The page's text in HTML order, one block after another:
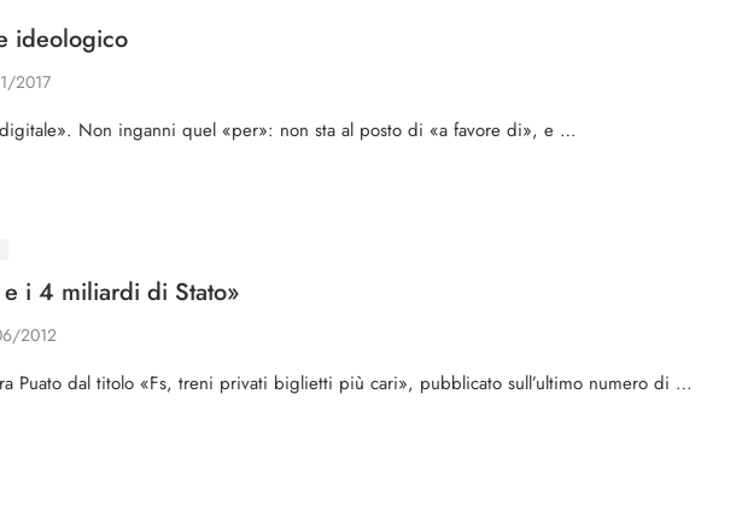
ideologico
2017
Non inganni quel «per»: non sta al posto di «a favore di», e …
i 4 miliardi di Stato»
2012
Puato dal titolo «Fs, treni privati biglietti più cari», pubblicato sull’ultimo numero di …